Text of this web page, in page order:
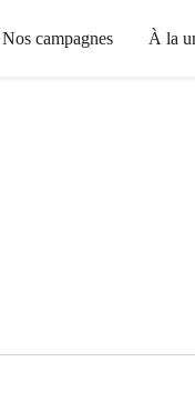
Nos campagnes À la